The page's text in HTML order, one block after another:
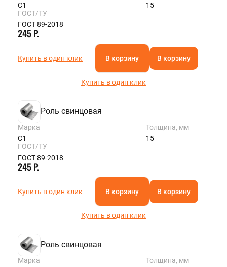
С1
15
ГОСТ/ТУ
ГОСТ 89-2018
245 Р.
Купить в один клик В корзину В корзину
Купить в один клик
Роль свинцовая
Марка
С1
Толщина, мм
15
ГОСТ/ТУ
ГОСТ 89-2018
245 Р.
Купить в один клик В корзину В корзину
Купить в один клик
Роль свинцовая
Марка
Толщина, мм